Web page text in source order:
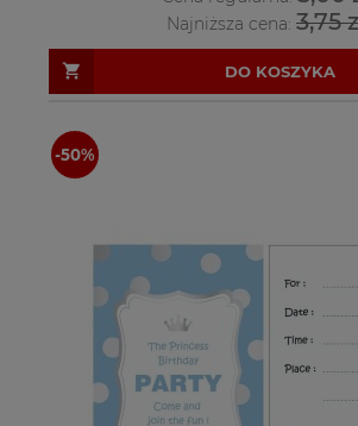
Najniższa cena: 3,75
DO KOSZYKA